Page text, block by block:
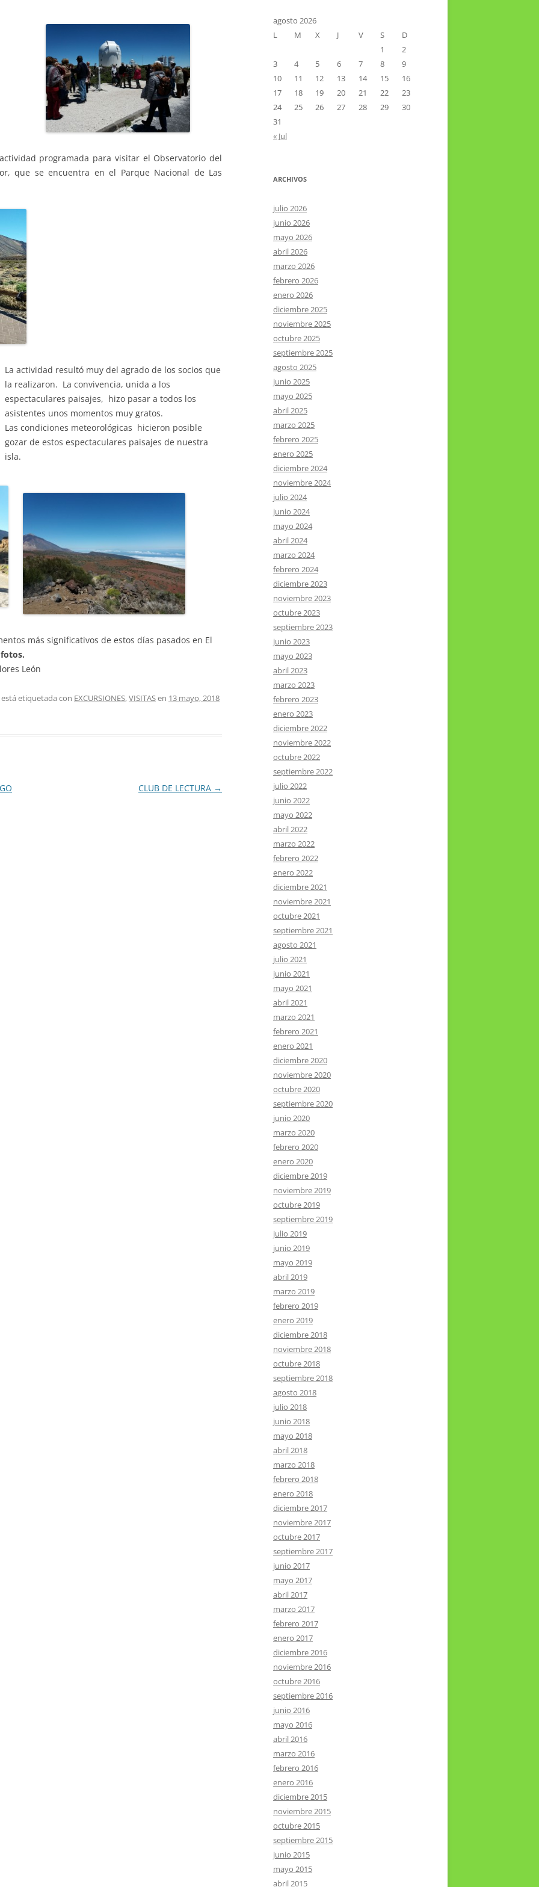
INFORMACIÓN DE VIAJES 2015
INFORMACIÓN DE VIAJES 2014
PINTURA AL OLEO Y ACUARELA
JAVIER HERNÁNDEZ VELÁZQUEZ
programada para visitar el Observatorio del
que se encuentra en el Parque Nacional de Las
La actividad resultó muy del agrado de los socios que
la realizaron. La convivencia, unida a los
espectaculares paisajes, hizo pasar a todos los
asistentes unos momentos muy gratos.
Las condiciones meteorológicas hicieron posible
gozar de estos espectaculares paisajes de nuestra
isla.
más significativos de estos días pasados en El
León
etiquetada con EXCURSIONES,VISITASen 13 mayo, 2018
CLUB DE LECTURA →
agosto 2026
L
M X J V S
D
1
2
3
4 5 6 7 8
9
10
11 12 13 14 15
16
17
18 19 20 21 22
23
24
25 26 27 28 29
30
31
« Jul
ARCHIVOS
julio 2026
junio 2026
mayo 2026
abril 2026
marzo 2026
febrero 2026
enero 2026
diciembre 2025
noviembre 2025
octubre 2025
septiembre 2025
agosto 2025
junio 2025
mayo 2025
abril 2025
marzo 2025
febrero 2025
enero 2025
diciembre 2024
noviembre 2024
julio 2024
junio 2024
mayo 2024
abril 2024
marzo 2024
febrero 2024
diciembre 2023
noviembre 2023
octubre 2023
septiembre 2023
junio 2023
mayo 2023
abril 2023
marzo 2023
febrero 2023
enero 2023
diciembre 2022
noviembre 2022
octubre 2022
septiembre 2022
julio 2022
junio 2022
mayo 2022
abril 2022
marzo 2022
febrero 2022
enero 2022
diciembre 2021
noviembre 2021
octubre 2021
septiembre 2021
agosto 2021
julio 2021
junio 2021
mayo 2021
abril 2021
marzo 2021
febrero 2021
enero 2021
diciembre 2020
noviembre 2020
octubre 2020
septiembre 2020
junio 2020
marzo 2020
febrero 2020
enero 2020
diciembre 2019
noviembre 2019
octubre 2019
septiembre 2019
julio 2019
junio 2019
mayo 2019
abril 2019
marzo 2019
febrero 2019
enero 2019
diciembre 2018
noviembre 2018
octubre 2018
septiembre 2018
agosto 2018
julio 2018
junio 2018
mayo 2018
abril 2018
marzo 2018
febrero 2018
enero 2018
diciembre 2017
noviembre 2017
octubre 2017
septiembre 2017
junio 2017
mayo 2017
abril 2017
marzo 2017
febrero 2017
enero 2017
diciembre 2016
noviembre 2016
octubre 2016
septiembre 2016
junio 2016
mayo 2016
abril 2016
marzo 2016
febrero 2016
enero 2016
diciembre 2015
noviembre 2015
octubre 2015
septiembre 2015
junio 2015
mayo 2015
abril 2015